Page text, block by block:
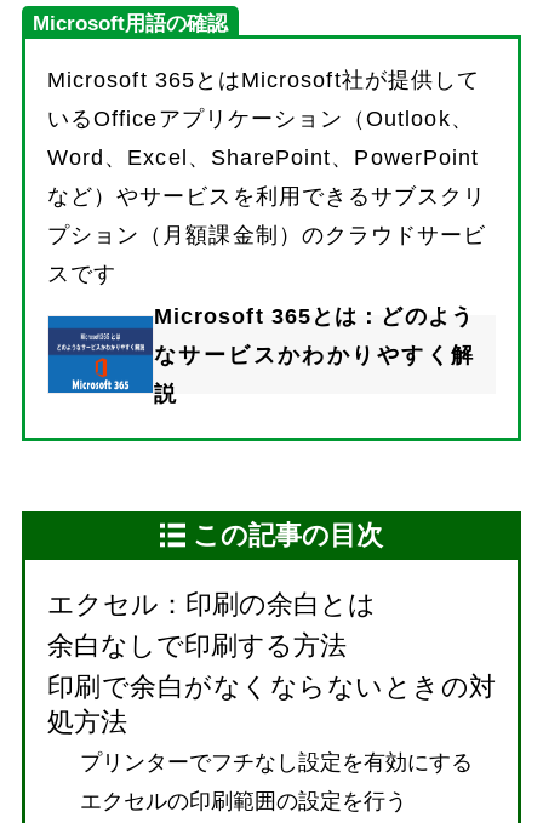
Microsoft用語の確認
Microsoft 365とはMicrosoft社が提供して
いるOfficeアプリケーション（Outlook、
Word、Excel、SharePoint、PowerPoint
など）やサービスを利用できるサブスクリ
プション（月額課金制）のクラウドサービ
スです
Microsoft 365とは：どのよう
なサービスかわかりやすく解
説
この記事の目次
エクセル：印刷の余白とは
余白なしで印刷する方法
印刷で余白がなくならないときの対
処方法
プリンターでフチなし設定を有効にする
エクセルの印刷範囲の設定を行う